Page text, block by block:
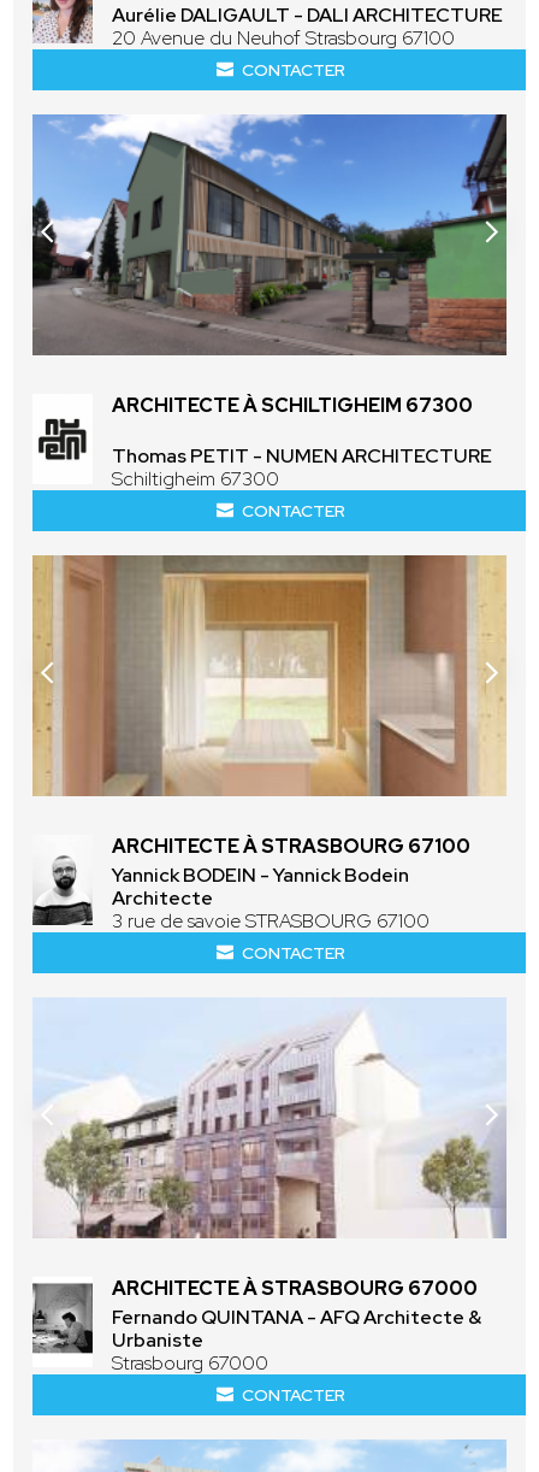
Aurélie DALIGAULT - DALI ARCHITECTURE
20 Avenue du Neuhof Strasbourg 67100
CONTACTER
ARCHITECTE À SCHILTIGHEIM 67300
Thomas PETIT - NUMEN ARCHITECTURE
Schiltigheim 67300
CONTACTER
ARCHITECTE À STRASBOURG 67100
Yannick BODEIN - Yannick Bodein
Architecte
3 rue de savoie STRASBOURG 67100
CONTACTER
ARCHITECTE À STRASBOURG 67000
Fernando QUINTANA - AFQ Architecte &
Urbaniste
Strasbourg 67000
CONTACTER